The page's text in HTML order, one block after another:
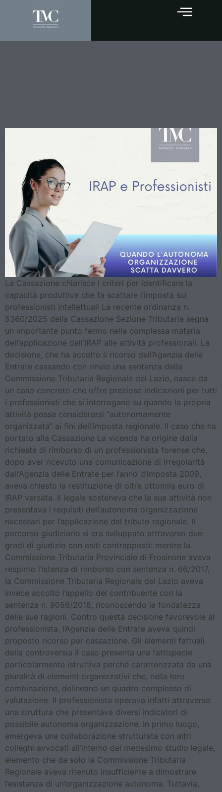
La Cassazione chiarisce i criteri per identificare la
capacità produttiva che fa scattare l’imposta sui
professionisti intellettuali La recente ordinanza n.
5360/2025 della Cassazione Sezione Tributaria segna
un importante punto fermo nella complessa materia
dell’applicazione dell’IRAP alle attività professionali. La
decisione, che ha accolto il ricorso dell’Agenzia delle
Entrate cassando con rinvio una sentenza della
Commissione Tributaria Regionale del Lazio, nasce da
un caso concreto che offre preziose indicazioni per tutti
i professionisti che si interrogano su quando la propria
attività possa considerarsi “autonomamente
organizzata” ai fini dell’imposta regionale. Il caso che ha
portato alla Cassazione La vicenda ha origine dalla
richiesta di rimborso di un professionista forense che,
dopo aver ricevuto una comunicazione di irregolarità
dall’Agenzia delle Entrate per l’anno d’imposta 2009,
aveva chiesto la restituzione di oltre ottomila euro di
IRAP versata. Il legale sosteneva che la sua attività non
presentava i requisiti dell’autonoma organizzazione
necessari per l’applicazione del tributo regionale. Il
percorso giudiziario si era sviluppato attraverso due
gradi di giudizio con esiti contrapposti: mentre la
Commissione Tributaria Provinciale di Frosinone aveva
respinto l’istanza di rimborso con sentenza n. 66/2017,
la Commissione Tributaria Regionale del Lazio aveva
invece accolto l’appello del contribuente con la
sentenza n. 9056/2018, riconoscendo la fondatezza
delle sue ragioni. Contro questa decisione favorevole al
professionista, l’Agenzia delle Entrate aveva quindi
proposto ricorso per cassazione. Gli elementi fattuali
della controversia Il caso presenta una fattispecie
particolarmente istruttiva perché caratterizzata da una
pluralità di elementi organizzativi che, nella loro
combinazione, delineano un quadro complesso di
valutazione. Il professionista operava infatti attraverso
una struttura che presentava diversi indicatori di
possibile autonoma organizzazione. In primo luogo,
emergeva una collaborazione strutturata con altri
colleghi avvocati all’interno del medesimo studio legale,
elemento che da solo la Commissione Tributaria
Regionale aveva ritenuto insufficiente a dimostrare
l’esistenza di un’organizzazione autonoma. Tuttavia,